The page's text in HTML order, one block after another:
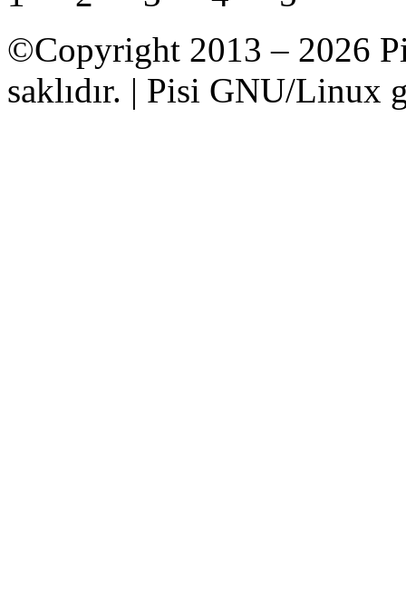
©Copyright 2013 – 2026
saklıdır. | Pisi GNU/Linux